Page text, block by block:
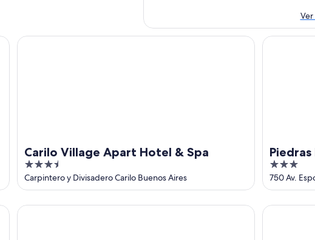
Carilo Village Apart Hotel & Spa
3.5
out
of
5
Carpintero y Divisadero Carilo Buenos Aires
Carilo Village Apart Hotel & Spa
3
out
of
5
750 Av.
Piedras
Carilo Soleil Apart Hotel Hotel Valeria